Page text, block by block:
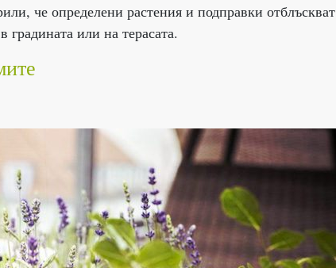
че определени растения и подправки отблъскват
или на терасата.